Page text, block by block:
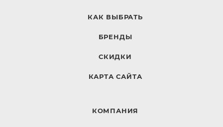
КАК ВЫБРАТЬ
БРЕНДЫ
СКИДКИ
КАРТА САЙТА
КОМПАНИЯ